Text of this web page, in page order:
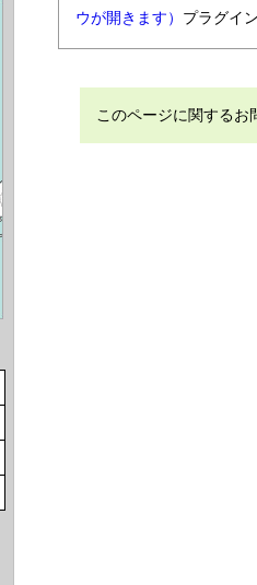
ウが開きます） プラグイ
このページに関する